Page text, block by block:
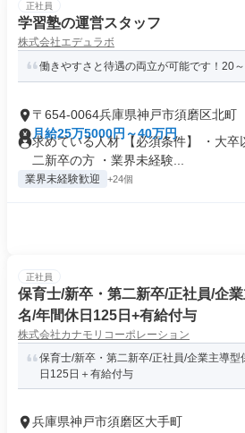
正社員
学習塾の運営スタッフ
株式会社エデュラボ
働きやすさと待遇の両立が可能です！20
〒654-0064兵庫県神戸市須磨区北町
月給25万5000円～40万円
求めている人材 【必須条件】 ・大卒
二新卒の方 ・業界未経験...
業界未経験歓迎 +24個
正社員
保育士/新卒・第二新卒/正社員/企
名/年間休日125日+有給付与
株式会社カナモリコーポレーション
保育士/新卒・第二新卒/正社員/企業主導
日125日＋有給付与
兵庫県神戸市須磨区大手町